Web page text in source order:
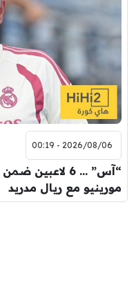
2026/08/06 - 00:19
“آس” … 6
مورينيو مع ريال مدريد